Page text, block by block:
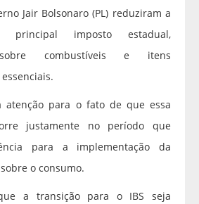
Jair Bolsonaro (PL) reduziram a
principal imposto estadual,
sobre combustíveis e itens
atenção para o fato de que essa
justamente no período que
para a implementação da
o consumo.
a transição para o IBS seja